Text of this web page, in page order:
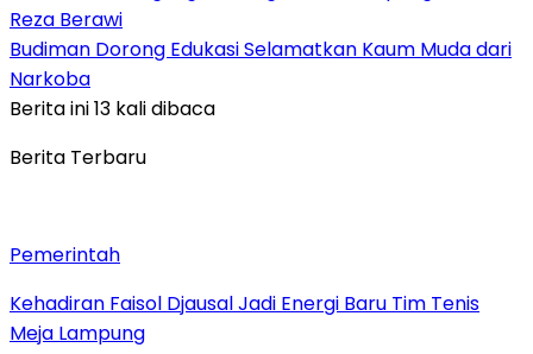
Reza Berawi
Budiman Dorong Edukasi Selamatkan Kaum Muda dari
Narkoba
Berita ini 13 kali dibaca
Berita Terbaru
Pemerintah
Kehadiran Faisol Djausal Jadi Energi Baru Tim Tenis
Meja Lampung